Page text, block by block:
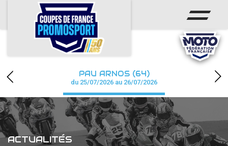
ACCUEIL
ACTUS
CALENDRIER
CHAMPIONNAT
RÉSULTATS
PHOTOS / WEB TV
PAU ARNOS (64)
du 25/07/2026 au 26/07/2026
ACTUALITÉS